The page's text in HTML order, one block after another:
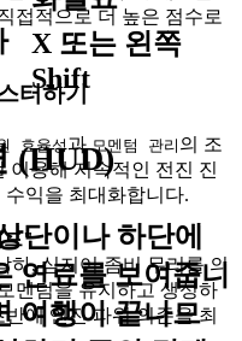
X 또는 왼쪽
Shift
(HUD)
단이나 하단에
연료를 보여줍니
여행이 끝나므
접적으로 더 높은 점수로
터하기
효율성과모멘텀 관리 의 조
이용해 지속적인 전진 진
익을 최대화합니다.
드"
하, 심지어 좀비 무리를 의
멘텀을 유지하고 생성하
에 엔진 파워 의존을 최